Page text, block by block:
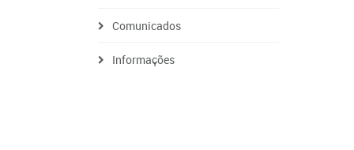
Comunicados
Informações